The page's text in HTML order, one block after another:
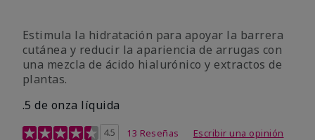
Estimula la hidratación para apoyar la barrera
cutánea y reducir la apariencia de arrugas con
una mezcla de ácido hialurónico y extractos de
plantas.
.5 de onza líquida
Calificación de clientes de 3,2 de 5
4.5 13 Reseñas Escribir una opinión